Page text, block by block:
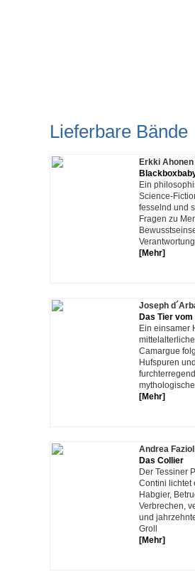
Lieferbare Bände
Erkki Ahonen
Ein
Science-
fesselnd und
Fragen zu
[Mehr]
Joseph
Das Tier
Ein einsamer
Camargue
Hufspuren
[Mehr]
Andrea
Das Collier
Der Tessiner
Contini lichtet
Habgier,
Verbrechen,
und
Groll
[Mehr]